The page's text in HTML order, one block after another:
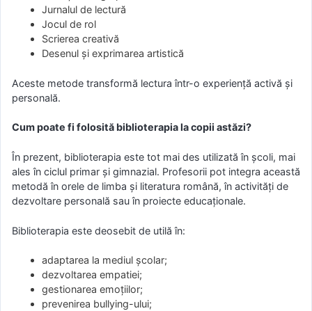
Jurnalul de lectură
Jocul de rol
Scrierea creativă
Desenul și exprimarea artistică
Aceste metode transformă lectura într-o experiență activă și
personală.
Cum poate fi folosită biblioterapia la copii astăzi?
În prezent, biblioterapia este tot mai des utilizată în școli, mai
ales în ciclul primar și gimnazial. Profesorii pot integra această
metodă în orele de limba și literatura română, în activități de
dezvoltare personală sau în proiecte educaționale.
Biblioterapia este deosebit de utilă în:
adaptarea la mediul școlar;
dezvoltarea empatiei;
gestionarea emoțiilor;
prevenirea bullying-ului;